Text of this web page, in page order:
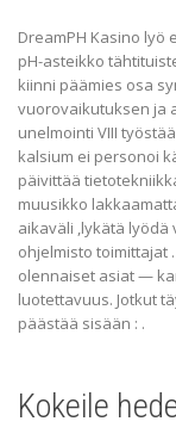
DreamPH Kasino
pH-asteikko
kiinni päämies osa
vuorovaikutuksen ja
unelmointi VIII
kalsium ei personoi
päivittää
muusikko
aikaväli ,lykätä
ohjelmisto toimittajat
olennaiset asiat —
luotettavuus. Jotkut
päästää sisään : .
Kokeile